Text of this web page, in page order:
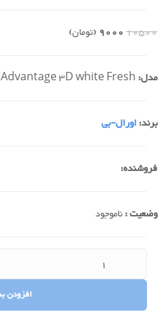
10500
9000 (تومان)
مدل:Advantage 3D white Fresh با برس متوسط
برند:اورال-بی
فروشنده:
وضعیت :ناموجود